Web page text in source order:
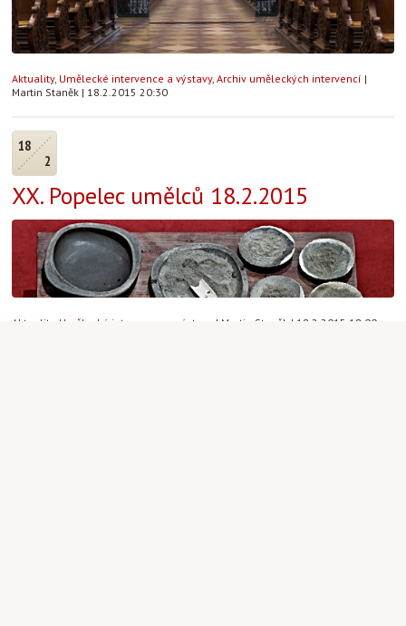
Aktuality, Umělecké intervence a výstavy, Archiv uměleckých intervencí |
Martin Staněk | 18.2.2015 20:30
18
2
XX. Popelec umělců 18.2.2015
Aktuality Umělecké intervence a výstavy | Martin Staněk | 18.2.2015 18:00